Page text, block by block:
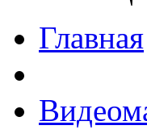
Главная